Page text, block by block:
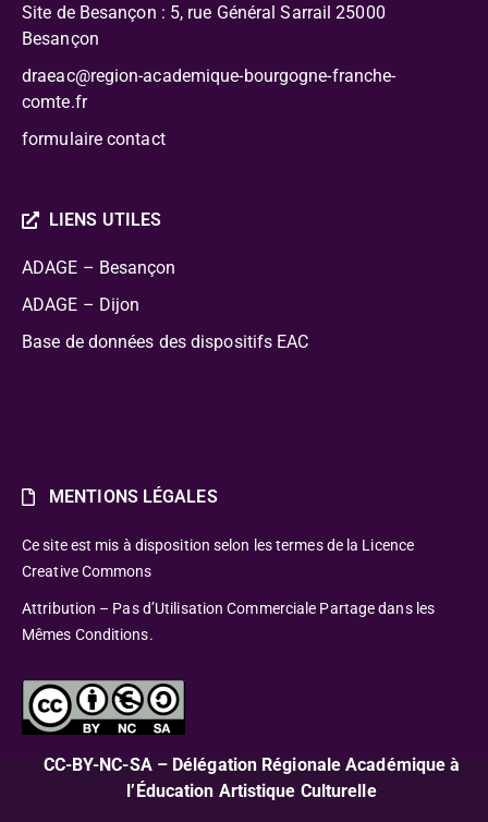
Site de Besançon : 5, rue Général Sarrail 25000
Besançon
draeac@region-academique-bourgogne-franche-
comte.fr
formulaire contact
LIENS UTILES
ADAGE – Besançon
ADAGE – Dijon
Base de données des dispositifs EAC
MENTIONS LÉGALES
Ce site est mis à disposition selon les termes de la Licence
Creative Commons
Attribution – Pas d’Utilisation Commerciale Partage dans les
Mêmes Conditions.
CC-BY-NC-SA – Délégation Régionale Académique à
l’Éducation Artistique Culturelle